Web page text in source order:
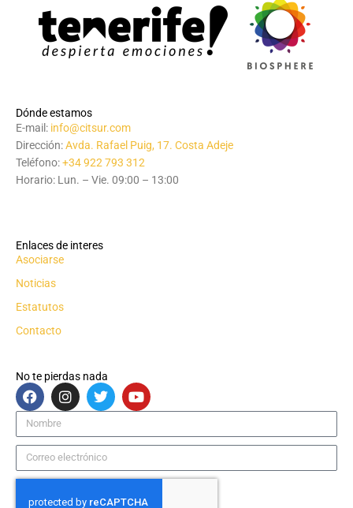
Dónde estamos
E-mail: info@citsur.com
Dirección:Avda. Rafael Puig, 17. Costa Adeje
Teléfono:+34 922 793 312
Horario: Lun. – Vie. 09:00 – 13:00
Enlaces de interes
Asociarse
Noticias
Estatutos
Contacto
No te pierdas nada
F
a
c
e
b
o
o
I
n
s
a
g
r
m
T
w
i
t
e
r
Y
o
u
u
e
Nombre
Correo
electrónico